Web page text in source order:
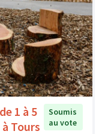
1 à 5
Tours
Soumis
au vote